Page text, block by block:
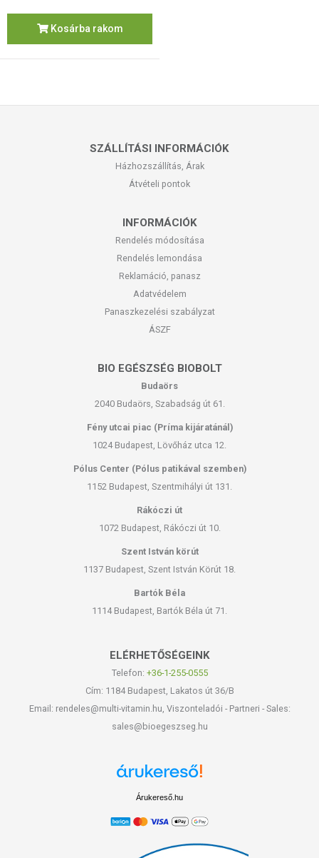
Kosárba rakom
SZÁLLÍTÁSI INFORMÁCIÓK
Házhozszállítás, Árak
Átvételi pontok
INFORMÁCIÓK
Rendelés módosítása
Rendelés lemondása
Reklamáció, panasz
Adatvédelem
Panaszkezelési szabályzat
ÁSZF
BIO EGÉSZSÉG BIOBOLT
Budaörs
2040 Budaörs, Szabadság út 61.
Fény utcai piac (Príma kijáratánál)
1024 Budapest, Lövőház utca 12.
Pólus Center (Pólus patikával szemben)
1152 Budapest, Szentmihályi út 131.
Rákóczi út
1072 Budapest, Rákóczi út 10.
Szent István körút
1137 Budapest, Szent István Körút 18.
Bartók Béla
1114 Budapest, Bartók Béla út 71.
ELÉRHETŐSÉGEINK
Telefon: +36-1-255-0555
Cím: 1184 Budapest, Lakatos út 36/B
Email: rendeles@multi-vitamin.hu, Viszonteladói - Partneri - Sales:
sales@bioegeszseg.hu
Árukereső.hu